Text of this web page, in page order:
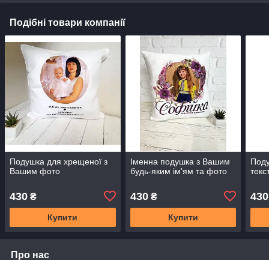
Подібні товари компанії
Подушка для хрещеної з
Вашим фото
430 ₴
Купити
Іменна подушка з Вашим
будь-яким ім'ям та фото
430₴
Купити
430
Про нас